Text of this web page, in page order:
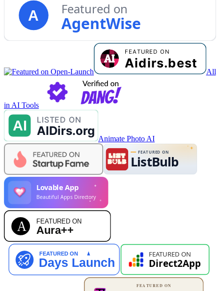
A Featured on
AgentWise
All
in AI Tools
Animate Photo AI